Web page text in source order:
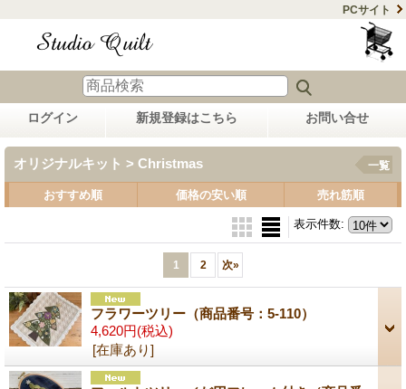
PCサイト
ログイン 新規登録はこちら お問い合せ
オリジナルキット > Christmas 一覧
おすすめ順 価格の安い順 売れ筋順
表示件数:
1 2 次»
フラワーツリー（商品番号：5-110）
4,620円(税込)
[在庫あり]